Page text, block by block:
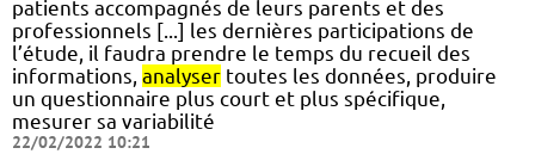
patients accompagnés de leurs parents et des
professionnels [...] les dernières participations de
l’étude, il faudra prendre le temps du recueil des
informations, analyser toutes les données, produire
un questionnaire plus court et plus spécifique,
mesurer sa variabilité
22/02/2022 10:21